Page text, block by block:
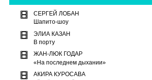
СЕРГЕЙ ЛОБАН
Шапито-шоу
ЭЛИА КАЗАН
В порту
ЖАН-ЛЮК ГОДАР
«На последнем дыхании»
АКИРА КУРОСАВА